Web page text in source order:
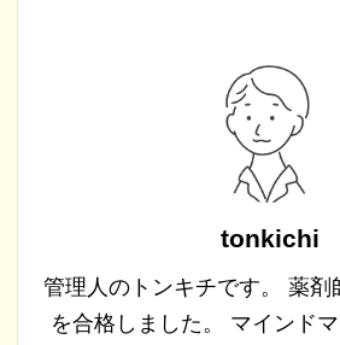
tonkichi
管理人のトンキチです。 薬剤
を合格しました。 マインド